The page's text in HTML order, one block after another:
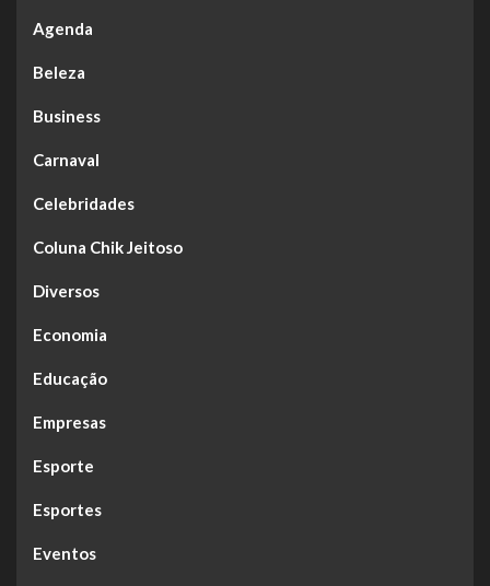
Agenda
Beleza
Business
Carnaval
Celebridades
Coluna Chik Jeitoso
Diversos
Economia
Educação
Empresas
Esporte
Esportes
Eventos